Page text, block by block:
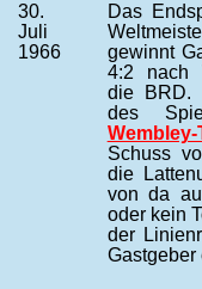
30.
Juli
1966
Das
gewinnt
4:2 nach
die BRD.
des
Wembley-
Schuss
die
von da
oder kein
der
Gastgeber